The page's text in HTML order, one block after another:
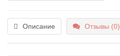
Описание Отзывы (0)